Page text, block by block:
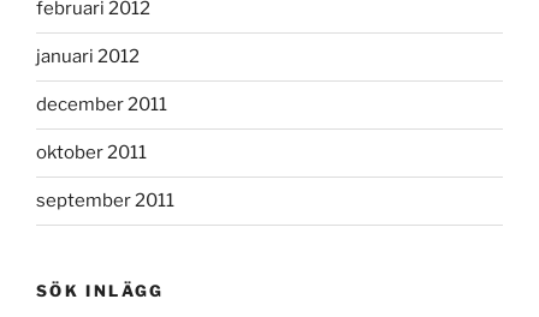
februari 2012
januari 2012
december 2011
oktober 2011
september 2011
SÖK INLÄGG